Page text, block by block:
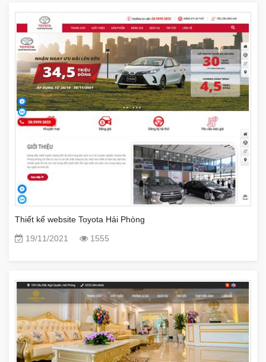
Thiết kế website Toyota Hải Phòng
19/11/2021
1555